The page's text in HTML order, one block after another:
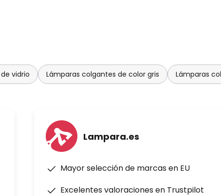
vidrio Lámparas colgantes de color gris Lámparas
Lampara.es
Mayor selección de marcas en EU
Excelentes valoraciones en Trustpilot